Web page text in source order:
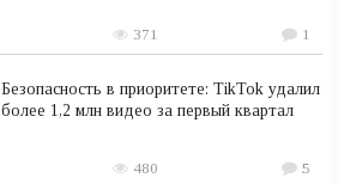
371 1
Безопасность в приоритете: TikTok удалил
более 1,2 млн видео за первый квартал
480 5